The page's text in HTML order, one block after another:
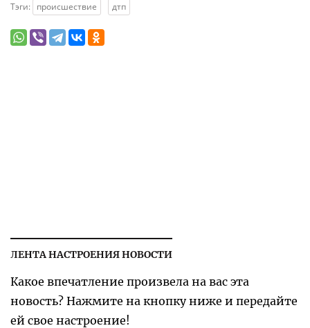
Тэги: происшествие дтп
ЛЕНТА НАСТРОЕНИЯ НОВОСТИ
Какое впечатление произвела на вас эта
новость? Нажмите на кнопку ниже и передайте
ей свое настроение!